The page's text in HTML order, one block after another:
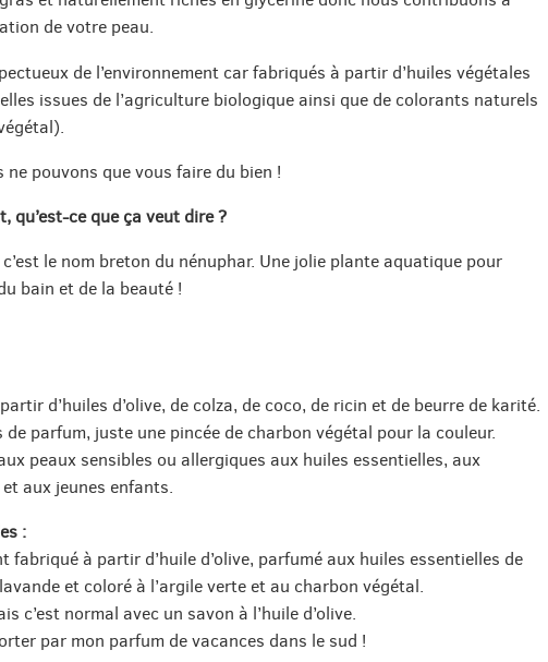
de votre peau.
de l’environnement car fabriqués à partir d’huiles végétales
issues de l’agriculture biologique ainsi que de colorants naturels
ne pouvons que vous faire du bien !
qu’est-ce que ça veut dire ?
c’est le nom breton du nénuphar. Une jolie plante aquatique pour
bain et de la beauté !
d’huiles d’olive, de colza, de coco, de ricin et de beurre de karité.
de parfum, juste une pincée de charbon végétal pour la couleur.
peaux sensibles ou allergiques aux huiles essentielles, aux
aux jeunes enfants.
:
fabriqué à partir d’huile d’olive, parfumé aux huiles essentielles de
et coloré à l’argile verte et au charbon végétal.
c’est normal avec un savon à l’huile d’olive.
par mon parfum de vacances dans le sud !